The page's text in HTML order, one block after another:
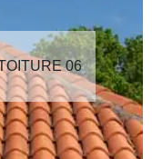
06